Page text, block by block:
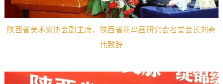
陕西省美术家协会副主席，陕西省花鸟画研究会名誉会长刘奇
伟致辞